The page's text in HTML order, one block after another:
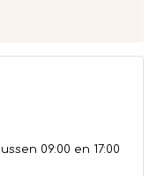
09:00 en 17:00